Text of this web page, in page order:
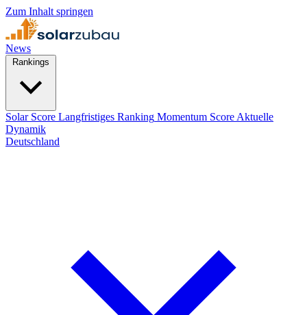
Zum Inhalt springen
News
Solar Score Langfristiges Ranking Momentum Score Aktuelle
Dynamik
Deutschland